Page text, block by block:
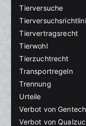
Tierversuche
Tiervertragsrecht
Tierwohl
Tierzuchtrecht
Transportregeln
Trennung
Urteile
Verbot von
Verbot von